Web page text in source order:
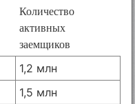
Количество
активных
заемщиков
1,2 млн
1,5 млн